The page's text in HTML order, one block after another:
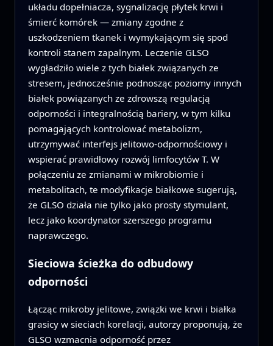
układu dopełniacza, sygnalizację płytek krwi i
śmierć komórek — zmiany zgodne z
uszkodzeniem tkanek i wymykającym się spod
kontroli stanem zapalnym. Leczenie GLSO
wygładziło wiele z tych białek związanych ze
stresem, jednocześnie podnosząc poziomy innych
białek powiązanych ze zdrowszą regulacją
odporności i integralnością bariery, w tym kilku
pomagających kontrolować metabolizm,
utrzymywać interfejs jelitowo-odpornościowy i
wspierać prawidłowy rozwój limfocytów T. W
połączeniu ze zmianami w mikrobiomie i
metabolitach, te modyfikacje białkowe sugerują,
że GLSO działa nie tylko jako prosty stymulant,
lecz jako koordynator szerszego programu
naprawczego.
Sieciowa ścieżka do odbudowy
odporności
Łącząc mikroby jelitowe, związki we krwi i białka
grasicy w sieciach korelacji, autorzy proponują, że
GLSO wzmacnia odporność przez